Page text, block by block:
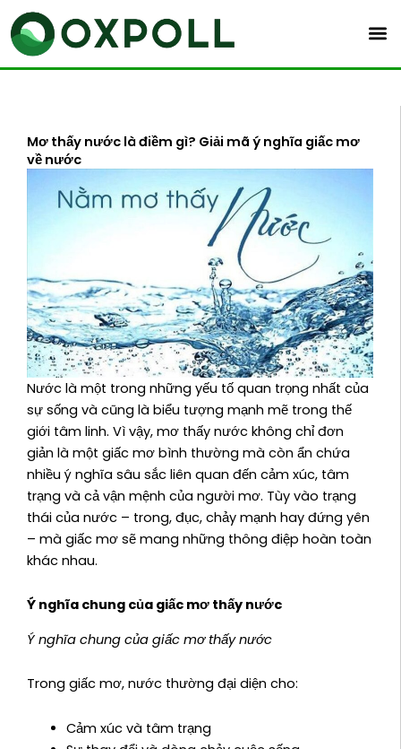
Skip
to
content
Mơ thấy nước là điềm gì? Giải mã ý nghĩa giấc mơ
về nước
Nước là một trong những yếu tố quan trọng nhất của
sự sống và cũng là biểu tượng mạnh mẽ trong thế
giới tâm linh. Vì vậy, mơ thấy nước không chỉ đơn
giản là một giấc mơ bình thường mà còn ẩn chứa
nhiều ý nghĩa sâu sắc liên quan đến cảm xúc, tâm
trạng và cả vận mệnh của người mơ. Tùy vào trạng
thái của nước – trong, đục, chảy mạnh hay đứng yên
– mà giấc mơ sẽ mang những thông điệp hoàn toàn
khác nhau.
Ý nghĩa chung của giấc mơ thấy nước
Ý nghĩa chung của giấc mơ thấy nước
Trong giấc mơ, nước thường đại diện cho:
Cảm xúc và tâm trạng